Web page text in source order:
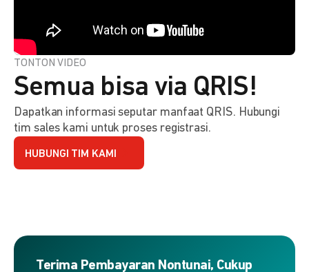
TONTON VIDEO
Semua bisa via QRIS!
Dapatkan informasi seputar manfaat QRIS. Hubungi
tim sales kami untuk proses registrasi.
HUBUNGI TIM KAMI
Terima Pembayaran Nontunai, Cukup